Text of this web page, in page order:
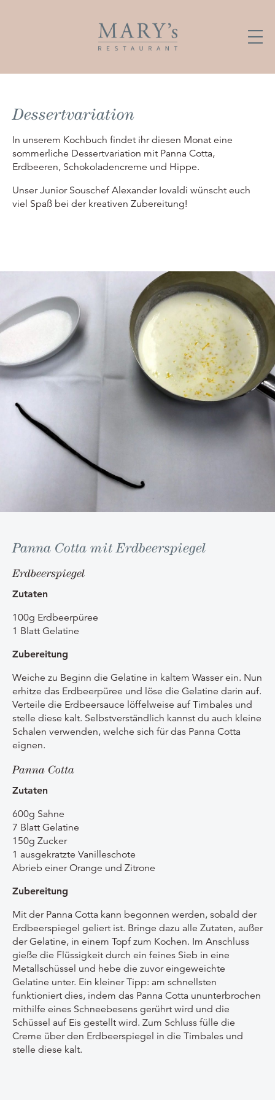
Dessertvariation
In unserem Kochbuch findet ihr diesen Monat eine
sommerliche Dessertvariation mit Panna Cotta,
Erdbeeren, Schokoladencreme und Hippe.
Unser Junior Souschef Alexander Iovaldi wünscht euch
viel Spaß bei der kreativen Zubereitung!
Panna Cotta mit Erdbeerspiegel
Erdbeerspiegel
Zutaten
100g Erdbeerpüree
1 Blatt Gelatine
Zubereitung
Weiche zu Beginn die Gelatine in kaltem Wasser ein. Nun
erhitze das Erdbeerpüree und löse die Gelatine darin auf.
Verteile die Erdbeersauce löffelweise auf Timbales und
stelle diese kalt. Selbstverständlich kannst du auch kleine
Schalen verwenden, welche sich für das Panna Cotta
eignen.
Panna Cotta
Zutaten
600g Sahne
7 Blatt Gelatine
150g Zucker
1 ausgekratzte Vanilleschote
Abrieb einer Orange und Zitrone
Zubereitung
Mit der Panna Cotta kann begonnen werden, sobald der
Erdbeerspiegel geliert ist. Bringe dazu alle Zutaten, außer
der Gelatine, in einem Topf zum Kochen. Im Anschluss
gieße die Flüssigkeit durch ein feines Sieb in eine
Metallschüssel und hebe die zuvor eingeweichte
Gelatine unter. Ein kleiner Tipp: am schnellsten
funktioniert dies, indem das Panna Cotta ununterbrochen
mithilfe eines Schneebesens gerührt wird und die
Schüssel auf Eis gestellt wird. Zum Schluss fülle die
Creme über den Erdbeerspiegel in die Timbales und
stelle diese kalt.